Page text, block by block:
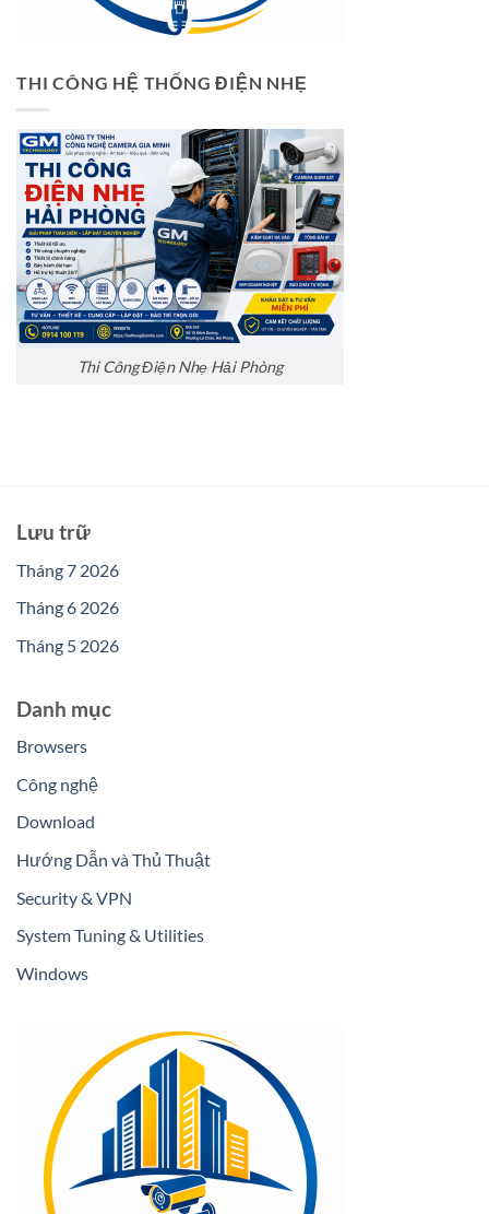
THI CÔNG HỆ THỐNG ĐIỆN NHẸ
Thi Công Điện Nhẹ Hải Phòng
Lưu trữ
Tháng 7 2026
Tháng 6 2026
Tháng 5 2026
Danh mục
Browsers
Công nghệ
Download
Hướng Dẫn và Thủ Thuật
Security & VPN
System Tuning & Utilities
Windows